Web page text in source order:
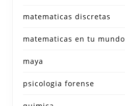
matematicas discretas
matematicas en tu mundo
maya
psicologia forense